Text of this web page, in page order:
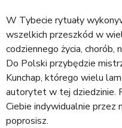
W Tybecie rytuały
wszelkich przeszkód w
codziennego życia, chorób,
Do Polski przybędzie
Kunchap, którego wielu
autorytet w tej dziedzinie.
Ciebie indywidualnie przez
poprosisz.